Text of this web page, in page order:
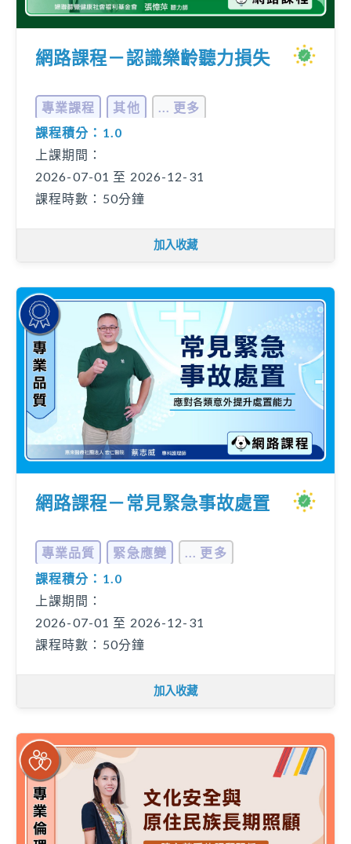
網路課程－認識樂齡聽力損失
專業課程 其他
... 更多
課程積分：1.0
上課期間：
2026-07-01 至 2026-12-31
課程時數：50分鐘
加入收藏
網路課程－常見緊急事故處置
專業品質 緊急應變
... 更多
課程積分：1.0
上課期間：
2026-07-01 至 2026-12-31
課程時數：50分鐘
加入收藏